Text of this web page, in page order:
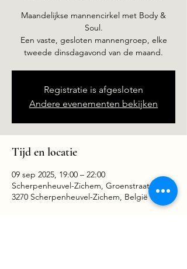
Maandelijkse mannencirkel met Body &
Soul.
Een vaste, gesloten mannengroep, elke
tweede dinsdagavond van de maand.
Registratie is afgesloten
Andere evenementen bekijken
Tijd en locatie
09 sep 2025, 19:00 – 22:00
Scherpenheuvel-Zichem, Groenstraat 59,
3270 Scherpenheuvel-Zichem, België